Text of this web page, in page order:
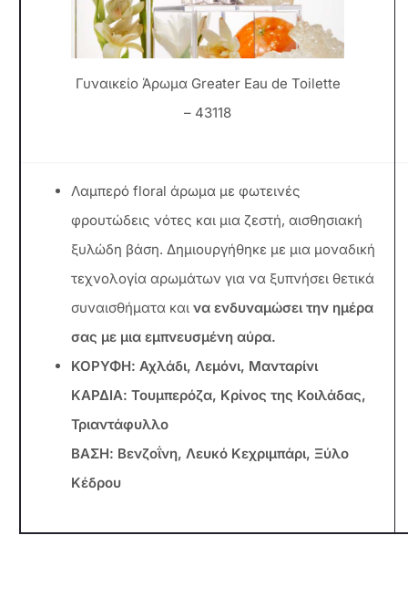
Γυναικείο Άρωμα Greater Eau de Toilette
– 43118
Λαμπερό floral άρωμα με φωτεινές
φρουτώδεις νότες και μια ζεστή, αισθησιακή
ξυλώδη βάση. Δημιουργήθηκε με μια μοναδική
τεχνολογία αρωμάτων για να ξυπνήσει θετικά
συναισθήματα και να ενδυναμώσει την ημέρα
σας με μια εμπνευσμένη αύρα.
ΚΟΡΥΦΗ: Αχλάδι, Λεμόνι, Μανταρίνι
ΚΑΡΔΙΑ: Τουμπερόζα, Κρίνος της Κοιλάδας,
Τριαντάφυλλο
ΒΑΣΗ: Βενζοΐνη, Λευκό Κεχριμπάρι, Ξύλο
Κέδρου